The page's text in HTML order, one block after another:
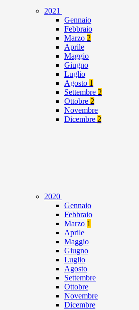
2021
Gennaio
Febbraio
Marzo 2
Aprile
Maggio
Giugno
Luglio
Agosto 1
Settembre 2
Ottobre 2
Novembre
Dicembre 2
2020
Gennaio
Febbraio
Marzo 1
Aprile
Maggio
Giugno
Luglio
Agosto
Settembre
Ottobre
Novembre
Dicembre